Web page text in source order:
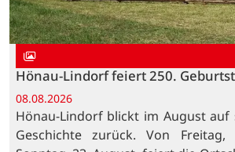
Hönau-Lindorf feiert 250.
08.08.2026
Hönau-Lindorf blickt im August auf
Geschichte zurück. Von